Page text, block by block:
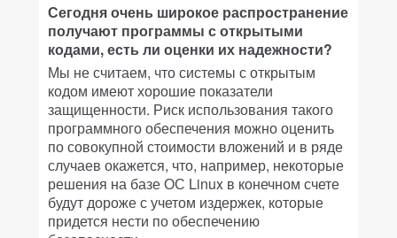
Сегодня очень широкое распространение
получают программы с открытыми
кодами, есть ли оценки их надежности?
Мы не считаем, что системы с открытым
кодом имеют хорошие показатели
защищенности. Риск использования такого
программного обеспечения можно оценить
по совокупной стоимости вложений и в ряде
случаев окажется, что, например, некоторые
решения на базе ОС Linux в конечном счете
будут дороже с учетом издержек, которые
придется нести по обеспечению